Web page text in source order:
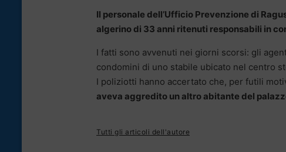
Il personale dell’Ufficio Prevenzione di
algerino di 33 anni ritenuti responsabili in
I fatti sono avvenuti nei giorni scorsi: gli
condomini di uno stabile ubicato nel centro
I poliziotti hanno accertato che, per futili
aveva aggredito un altro abitante del
Tutti gli articoli dell'autore